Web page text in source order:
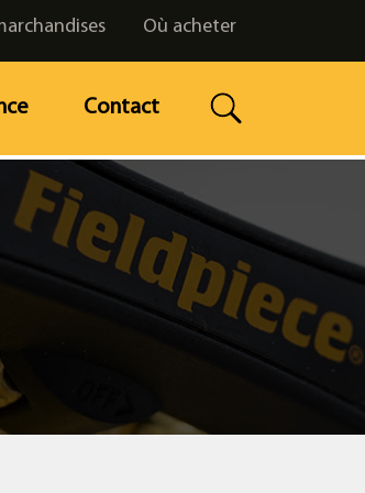
Où acheter
Contact